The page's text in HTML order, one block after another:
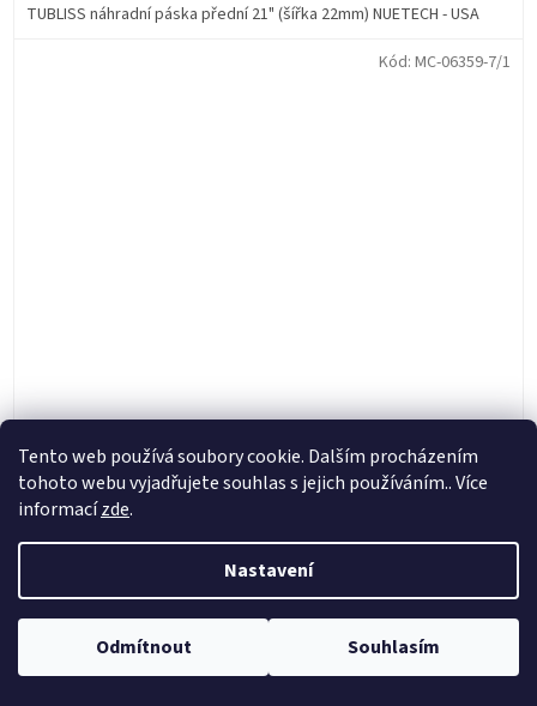
Tento web používá soubory cookie. Dalším procházením
tohoto webu vyjadřujete souhlas s jejich používáním.. Více
informacízde.
Nastavení
Odmítnout Souhlasím
TUBLISS náhradní páska přední 21" (šířka 22mm) NUETECH - USA
Kód: MC-06359-7/1